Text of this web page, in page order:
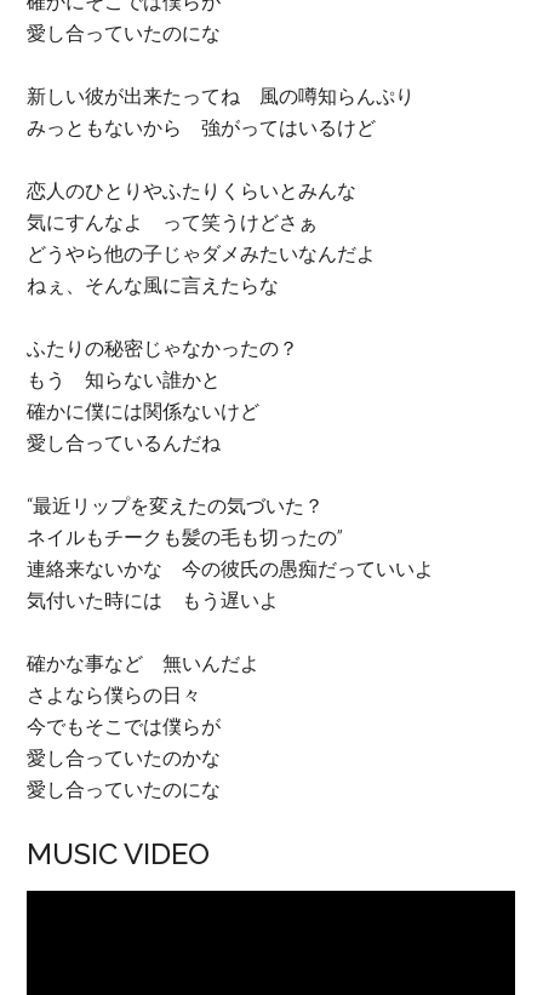
愛し合っていたのにな
新しい彼が出来たってね 風の噂知らんぷり
みっともないから 強がってはいるけど
恋人のひとりやふたりくらいとみんな
気にすんなよ って笑うけどさぁ
どうやら他の子じゃダメみたいなんだよ
ねぇ、そんな風に言えたらな
ふたりの秘密じゃなかったの？
もう 知らない誰かと
確かに僕には関係ないけど
愛し合っているんだね
“最近リップを変えたの気づいた？
ネイルもチークも髪の毛も切ったの”
連絡来ないかな 今の彼氏の愚痴だっていいよ
気付いた時には もう遅いよ
確かな事など 無いんだよ
さよなら僕らの日々
今でもそこでは僕らが
愛し合っていたのかな
愛し合っていたのにな
MUSIC VIDEO